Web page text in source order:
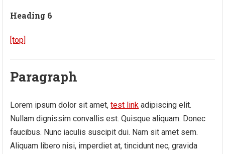
Heading 6
[top]
Paragraph
Lorem ipsum dolor sit amet,test link adipiscing elit.
Nullam dignissim convallis est. Quisque aliquam. Donec
faucibus. Nunc iaculis suscipit dui. Nam sit amet sem.
Aliquam libero nisi, imperdiet at, tincidunt nec, gravida